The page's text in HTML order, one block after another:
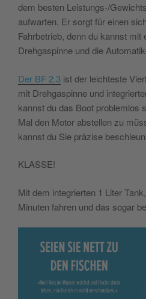
dem besten Leistungs-/
aufwarten. Er sorgt für einen
Fahrbetrieb, denn du kannst mit
Drehgaspinne und die
Der BF 2.3 ist der leichteste
mit Drehgaspinne und
kannst du das Boot problemlos
Mal den Motor abstellen zu
kannst du Sie präzise
KLASSE!
Mit dem integrierten 1 Liter
Minuten fahren und das sogar